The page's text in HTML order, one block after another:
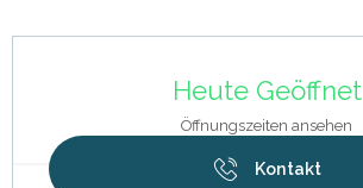
Heute Geöffnet
Öffnungszeiten ansehen
Kontakt